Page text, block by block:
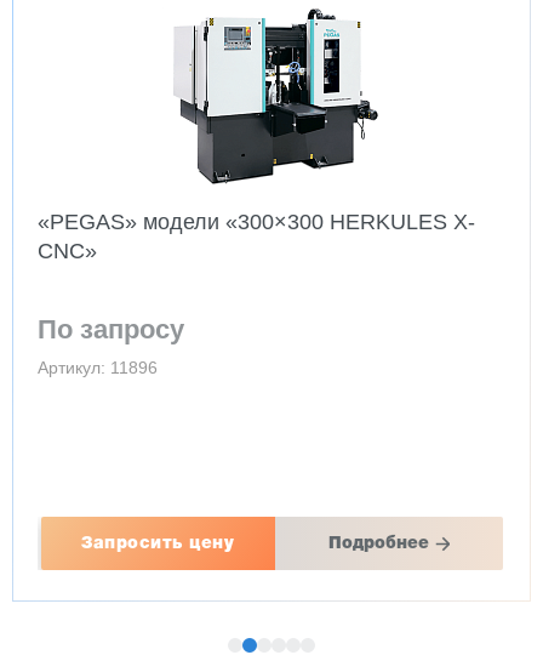
«PEGAS» модели «300×300 HERKULES X-
CNC»
По запросу
Артикул: 11896
Запросить цену Подробнее